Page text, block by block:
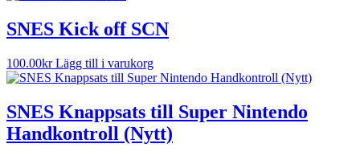
SNES Kick off SCN
100.00kr Lägg till i varukorg
SNES Knappsats till Super Nintendo
Handkontroll (Nytt)